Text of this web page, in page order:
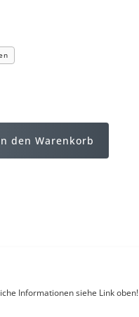
den Warenkorb
Informationen siehe Link oben!